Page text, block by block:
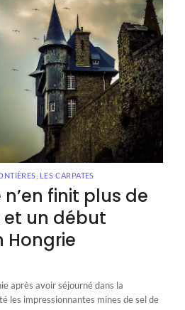
LES CARPATES
finit plus de
et un début
Hongrie
après avoir séjourné dans la
les impressionnantes mines de sel de